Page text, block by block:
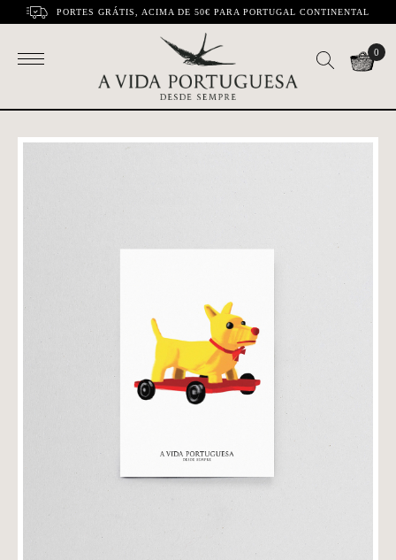
PORTES GRÁTIS, ACIMA DE 50€ PARA PORTUGAL CONTINENTAL
0